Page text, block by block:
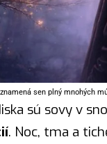
sen plný mnohých
sú sovy v
. Noc, tma a